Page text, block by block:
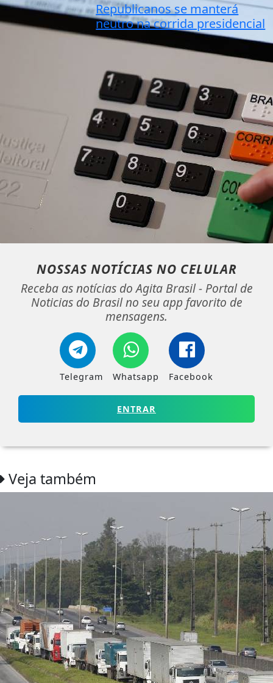
Republicanos se manterá
neutro na corrida presidencial
NOSSAS NOTÍCIAS NO CELULAR
Receba as notícias do Agita Brasil - Portal de
Noticias do Brasil no seu app favorito de
mensagens.
Telegram Whatsapp Facebook
ENTRAR
Veja também